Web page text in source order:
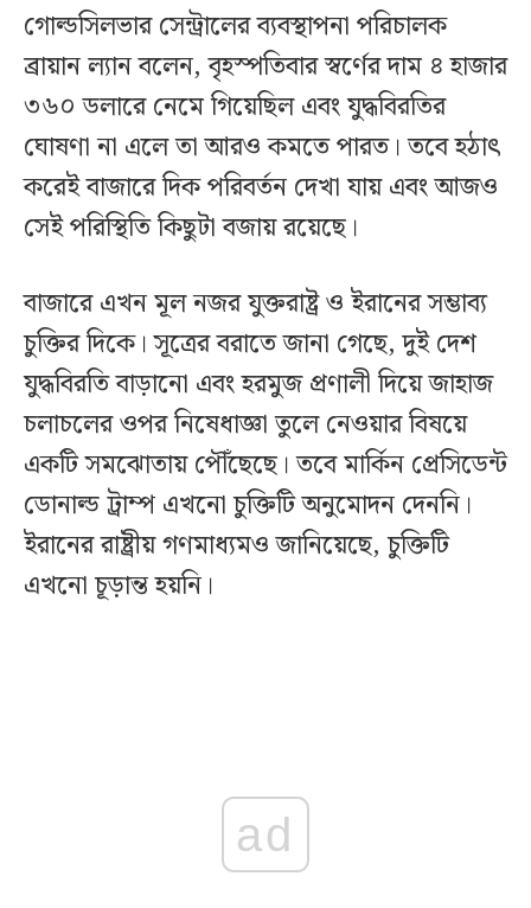
গোল্ডসিলভার সেন্ট্রালের ব্যবস্থাপনা পরিচালক
ব্রায়ান ল্যান বলেন, বৃহস্পতিবার স্বর্ণের দাম ৪ হাজার
৩৬০ ডলারে নেমে গিয়েছিল এবং যুদ্ধবিরতির
ঘোষণা না এলে তা আরও কমতে পারত। তবে হঠাৎ
করেই বাজারে দিক পরিবর্তন দেখা যায় এবং আজও
সেই পরিস্থিতি কিছুটা বজায় রয়েছে।
বাজারে এখন মূল নজর যুক্তরাষ্ট্র ও ইরানের সম্ভাব্য
চুক্তির দিকে। সূত্রের বরাতে জানা গেছে, দুই দেশ
যুদ্ধবিরতি বাড়ানো এবং হরমুজ প্রণালী দিয়ে জাহাজ
চলাচলের ওপর নিষেধাজ্ঞা তুলে নেওয়ার বিষয়ে
একটি সমঝোতায় পৌঁছেছে। তবে মার্কিন প্রেসিডেন্ট
ডোনাল্ড ট্রাম্প এখনো চুক্তিটি অনুমোদন দেননি।
ইরানের রাষ্ট্রীয় গণমাধ্যমও জানিয়েছে, চুক্তিটি
এখনো চূড়ান্ত হয়নি।
ad